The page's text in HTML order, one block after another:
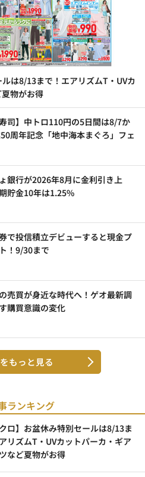
ルは8/13まで！エアリズムT・UVカ
物がお得
寿司】中トロ110円の5日間は8/7か
周年記念「地中海本まぐろ」フェ
銀行が2026年8月に金利引き上
貯金10年は1.25%
で投信積立デビューすると現金プ
！9/30まで
売買が身近な時代へ！ゲオ最新調
購買意識の変化
もっと見る
ランキング
クロ】お盆休み特別セールは8/13ま
リズムT・UVカットパーカ・ギア
など夏物がお得